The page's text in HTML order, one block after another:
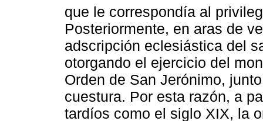
que le correspondía al
Posteriormente, en aras de
adscripción eclesiástica del
otorgando el ejercicio del
Orden de San Jerónimo,
cuestura. Por esta razón, a
tardíos como el siglo XIX, la